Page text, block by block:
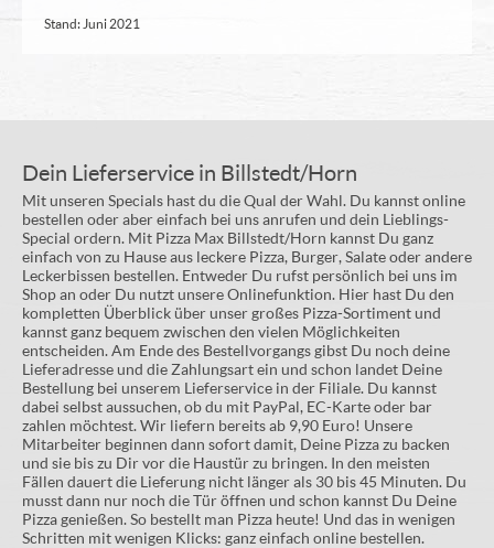
Stand: Juni 2021
Dein Lieferservice in Billstedt/Horn
Mit unseren Specials hast du die Qual der Wahl. Du kannst online
bestellen oder aber einfach bei uns anrufen und dein Lieblings-
Special ordern. Mit Pizza Max Billstedt/Horn kannst Du ganz
einfach von zu Hause aus leckere Pizza, Burger, Salate oder andere
Leckerbissen bestellen. Entweder Du rufst persönlich bei uns im
Shop an oder Du nutzt unsere Onlinefunktion. Hier hast Du den
kompletten Überblick über unser großes Pizza-Sortiment und
kannst ganz bequem zwischen den vielen Möglichkeiten
entscheiden. Am Ende des Bestellvorgangs gibst Du noch deine
Lieferadresse und die Zahlungsart ein und schon landet Deine
Bestellung bei unserem Lieferservice in der Filiale. Du kannst
dabei selbst aussuchen, ob du mit PayPal, EC-Karte oder bar
zahlen möchtest. Wir liefern bereits ab 9,90 Euro! Unsere
Mitarbeiter beginnen dann sofort damit, Deine Pizza zu backen
und sie bis zu Dir vor die Haustür zu bringen. In den meisten
Fällen dauert die Lieferung nicht länger als 30 bis 45 Minuten. Du
musst dann nur noch die Tür öffnen und schon kannst Du Deine
Pizza genießen. So bestellt man Pizza heute! Und das in wenigen
Schritten mit wenigen Klicks: ganz einfach online bestellen.